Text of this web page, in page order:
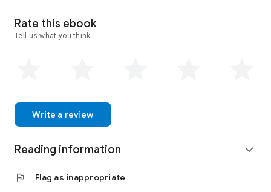
이 역사가 된다는 사실에 기초하여 1월 1일부터 12월 31일까지
의 중요 사건들을 날짜별로 기록하였다. 사건의 중요도에 따라 서
술 분량을 달리했으며, 세계사적으로 중요한 모든 사건들을 최대
기록된 사건이나 고대의 기록은 모두 현재 사용하는 태양력을 기
준으로 환산하였다. 고대나 중세의 사건 가운데 날짜가 불명확한
것은 학계의 정설과 다수설에 따라 기술하였다.
산, 시대를 뒤흔든 역사적 사건 등 달력에는 기록되지 않은 지난
오늘 날짜의 역사가 흥미진진하게 펼쳐진다
문화유산』 『손에 잡히는 사회교과서 - 우리 문화재』 등 시리즈
5권과 『지식N탐사 - 답사를 떠나요』가 있다.
Rate this ebook
Tell us what you think.
Write a review
Reading information expand_more
flag Flag as inappropriate